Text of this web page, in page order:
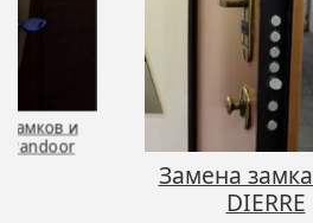
замков и
Pandoor
Замена замка
DIERRE